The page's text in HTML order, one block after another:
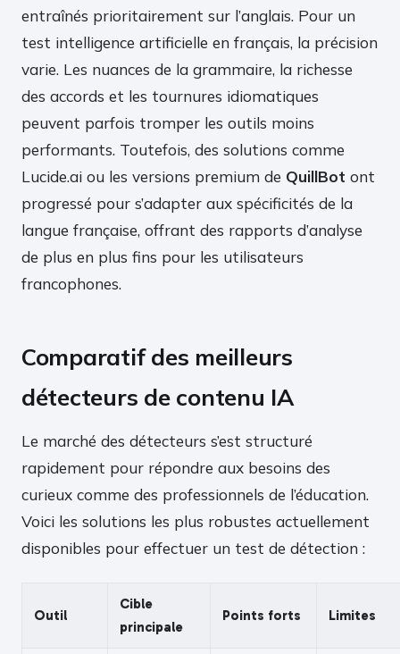
entraînés prioritairement sur l’anglais. Pour un
test intelligence artificielle en français, la précision
varie. Les nuances de la grammaire, la richesse
des accords et les tournures idiomatiques
peuvent parfois tromper les outils moins
performants. Toutefois, des solutions comme
Lucide.ai ou les versions premium de QuillBot ont
progressé pour s’adapter aux spécificités de la
langue française, offrant des rapports d’analyse
de plus en plus fins pour les utilisateurs
francophones.
Comparatif des meilleurs
détecteurs de contenu IA
Le marché des détecteurs s’est structuré
rapidement pour répondre aux besoins des
curieux comme des professionnels de l’éducation.
Voici les solutions les plus robustes actuellement
disponibles pour effectuer un test de détection :
Outil
Cible
principale
Points forts Limites